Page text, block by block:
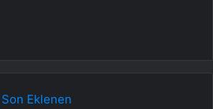
Son Eklenen